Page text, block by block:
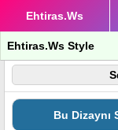
Ehtiras.Ws
Ehtiras.Ws Style
Bu Dizaynı